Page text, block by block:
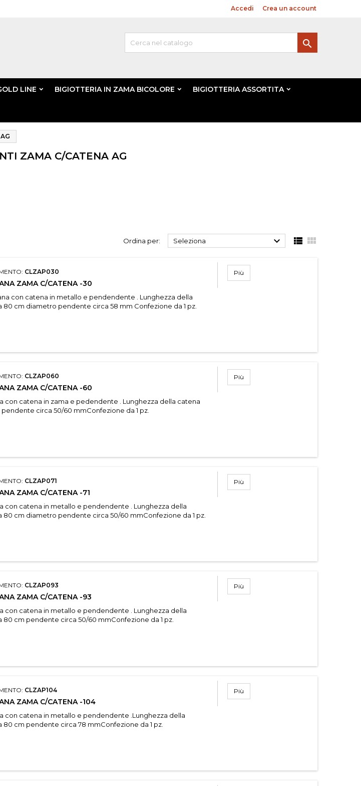
Accedi Crea un account

LINE BIGIOTTERIA IN ZAMA BICOLORE BIGIOTTERIA ASSORTITA
ZAMA C/CATENA AG
Ordina per: Seleziona   
CLZAP030
ZAMA C/CATENA -30
con catena in metallo e pendendente . Lunghezza della
80 cm diametro pendente circa 58 mm Confezione da 1 pz.
Più
CLZAP060
ZAMA C/CATENA -60
con catena in zama e pedendente . Lunghezza della catena
circa 50/60 mmConfezione da 1 pz.
Più
CLZAP071
ZAMA C/CATENA -71
con catena in metallo e pendendente . Lunghezza della
80 cm diametro pendente circa 50/60 mmConfezione da 1 pz.
Più
CLZAP093
ZAMA C/CATENA -93
con catena in metallo e pendendente . Lunghezza della
80 cm pendente circa 50/60 mmConfezione da 1 pz.
Più
CLZAP104
ZAMA C/CATENA -104
con catena in metallo e pendendente .Lunghezza della
80 cm pendente circa 78 mmConfezione da 1 pz.
Più